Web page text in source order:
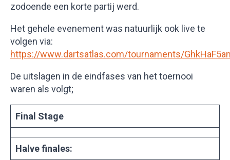
zodoende een korte partij werd.
Het gehele evenement was natuurlijk ook live te
volgen via:
https://www.dartsatlas.com/tournaments/
De uitslagen in de eindfases van het toernooi
waren als volgt;
Final Stage
Halve finales: